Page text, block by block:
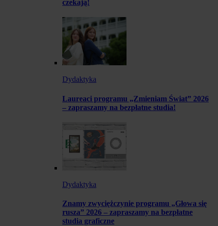
czekają!
Dydaktyka
Laureaci programu „Zmieniam Świat” 2026
– zapraszamy na bezpłatne studia!
Dydaktyka
Znamy zwyciężczynie programu „Głowa się
rusza” 2026 – zapraszamy na bezpłatne
studia graficzne